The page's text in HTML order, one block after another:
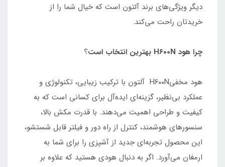
دیگر ویژگی‌های برند آلتون است که خیال شما را از
خریدتان راحت می‌کند.
چرا هود H۶۰۰N بهترین انتخاب است ؟
هود مخفیH۶۰۰N آلتون با ترکیب زیبایی، تکنولوژی و
عملکرد بی‌نظیر، گزینه‌ای ایده‌آل برای کسانی است که به
کیفیت و طراحی اهمیت می‌دهند. با قدرت مکش بالا،
سنسورهای هوشمند، کنترل از راه دور و فیلتر قابل شستشو،
این محصول تجربه‌ای جدید از آشپزی را برای شما به
ارمغان می‌آورد. اگر به دنبال هودی هستید که علاوه بر